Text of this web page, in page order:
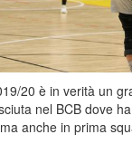
20 è in verità un
nel BCB dove
anche in prima